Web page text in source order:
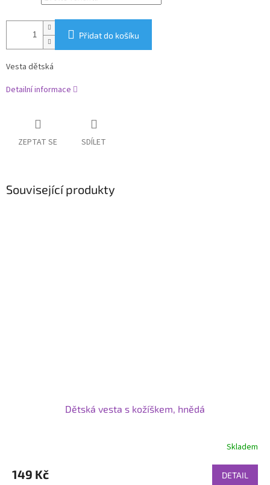
Přidat do košíku
Vesta dětská
Detailní informace
ZEPTAT SE SDÍLET
Související produkty
Dětská vesta s kožíškem, hnědá
Skladem
149 Kč DETAIL